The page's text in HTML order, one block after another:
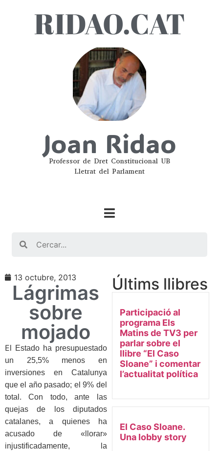
RIDAO.CAT
Joan Ridao
Professor de Dret Constitucional UB
Lletrat del Parlament
13 octubre, 2013
Lágrimas
sobre
mojado
E l Estado ha presupuestado
un 25,5% menos en
inversiones en Catalunya
que el año pasado; el 9% del
total. Con todo, ante las
quejas de los diputados
catalanes, a quienes ha
acusado de «llorar»
injustificadamente, la
Últims llibres
Participació al
programa Els
Matins de TV3 per
parlar sobre el
llibre “El Caso
Sloane” i comentar
l’actualitat política
El Caso Sloane.
Una lobby story